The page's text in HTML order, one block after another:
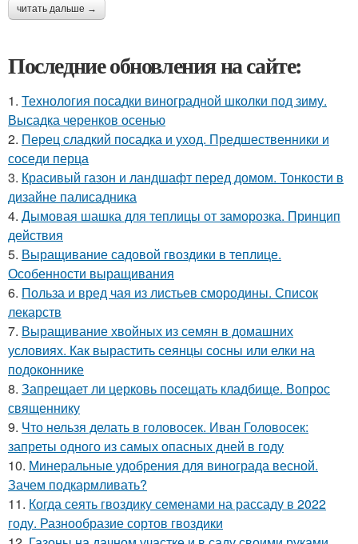
читать дальше →
Последние обновления на сайте:
1. Технология посадки виноградной школки под зиму.
Высадка черенков осенью
2. Перец сладкий посадка и уход. Предшественники и
соседи перца
3. Красивый газон и ландшафт перед домом. Тонкости в
дизайне палисадника
4. Дымовая шашка для теплицы от заморозка. Принцип
действия
5. Выращивание садовой гвоздики в теплице.
Особенности выращивания
6. Польза и вред чая из листьев смородины. Список
лекарств
7. Выращивание хвойных из семян в домашних
условиях. Как вырастить сеянцы сосны или елки на
подоконнике
8. Запрещает ли церковь посещать кладбище. Вопрос
священнику
9. Что нельзя делать в головосек. Иван Головосек:
запреты одного из самых опасных дней в году
10. Минеральные удобрения для винограда весной.
Зачем подкармливать?
11. Когда сеять гвоздику семенами на рассаду в 2022
году. Разнообразие сортов гвоздики